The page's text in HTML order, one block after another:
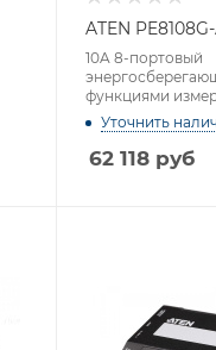
ATEN
10A 8-портовый
функциями
порта и
Уточнить
62 118руб